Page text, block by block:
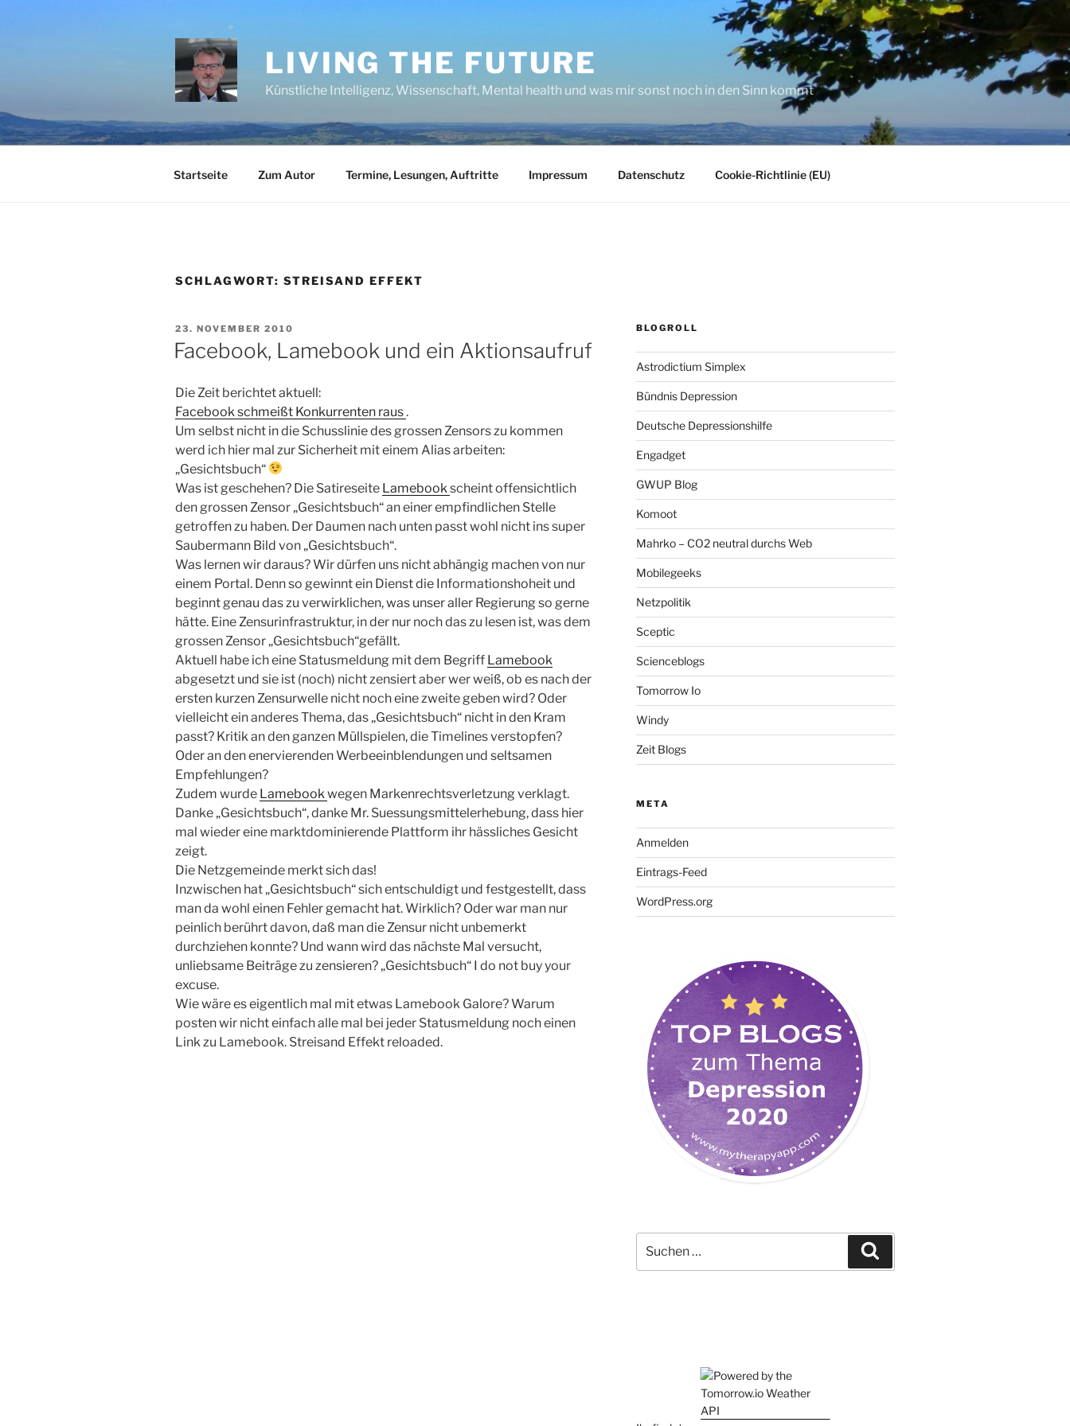
LIVING THE FUTURE
Künstliche Intelligenz, Wissenschaft, Mental health und was mir sonst noch in den Sinn kommt
Startseite Zum Autor Termine, Lesungen, Auftritte Impressum Datenschutz Cookie-Richtlinie (EU)
SCHLAGWORT: STREISAND EFFEKT
VERÖFFENTLICHT
AM
23. NOVEMBER 2010
Facebook, Lamebook und ein Aktionsaufruf
Die Zeit berichtet aktuell:
Facebook schmeißt Konkurrenten raus.
Um selbst nicht in die Schusslinie des grossen Zensors zu kommen
werd ich hier mal zur Sicherheit mit einem Alias arbeiten:
„Gesichtsbuch“
Was ist geschehen? Die Satireseite Lamebook scheint offensichtlich
den grossen Zensor „Gesichtsbuch“ an einer empfindlichen Stelle
getroffen zu haben. Der Daumen nach unten passt wohl nicht ins super
Saubermann Bild von „Gesichtsbuch“.
Was lernen wir daraus? Wir dürfen uns nicht abhängig machen von nur
einem Portal. Denn so gewinnt ein Dienst die Informationshoheit und
beginnt genau das zu verwirklichen, was unser aller Regierung so gerne
hätte. Eine Zensurinfrastruktur, in der nur noch das zu lesen ist, was dem
grossen Zensor „Gesichtsbuch“gefällt.
Aktuell habe ich eine Statusmeldung mit dem Begriff Lamebook
abgesetzt und sie ist (noch) nicht zensiert aber wer weiß, ob es nach der
ersten kurzen Zensurwelle nicht noch eine zweite geben wird? Oder
vielleicht ein anderes Thema, das „Gesichtsbuch“ nicht in den Kram
passt? Kritik an den ganzen Müllspielen, die Timelines verstopfen?
Oder an den enervierenden Werbeeinblendungen und seltsamen
Empfehlungen?
Zudem wurde Lamebook wegen Markenrechtsverletzung verklagt.
Danke „Gesichtsbuch“, danke Mr. Suessungsmittelerhebung, dass hier
mal wieder eine marktdominierende Plattform ihr hässliches Gesicht
zeigt.
Die Netzgemeinde merkt sich das!
Inzwischen hat „Gesichtsbuch“ sich entschuldigt und festgestellt, dass
man da wohl einen Fehler gemacht hat. Wirklich? Oder war man nur
peinlich berührt davon, daß man die Zensur nicht unbemerkt
durchziehen konnte? Und wann wird das nächste Mal versucht,
unliebsame Beiträge zu zensieren? „Gesichtsbuch“ I do not buy your
excuse.
Wie wäre es eigentlich mal mit etwas Lamebook Galore? Warum
posten wir nicht einfach alle mal bei jeder Statusmeldung noch einen
Link zu Lamebook. Streisand Effekt reloaded.
BLOGROLL
Astrodictium Simplex
Bündnis Depression
Deutsche Depressionshilfe
Engadget
GWUP Blog
Komoot
Mahrko – CO2 neutral durchs Web
Mobilegeeks
Netzpolitik
Sceptic
Scienceblogs
Tomorrow Io
Windy
Zeit Blogs
META
Anmelden
Eintrags-Feed
WordPress.org
nach: